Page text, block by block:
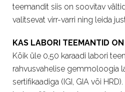
teemandit siis on soovitav
valitsevat virr-varri ning leida
KAS LABORI TEEMANTID
Kõik üle 0,50 karaadi labori
rahvusvahelise gemmoloogia
sertifikaadiga (IGI, GIA või